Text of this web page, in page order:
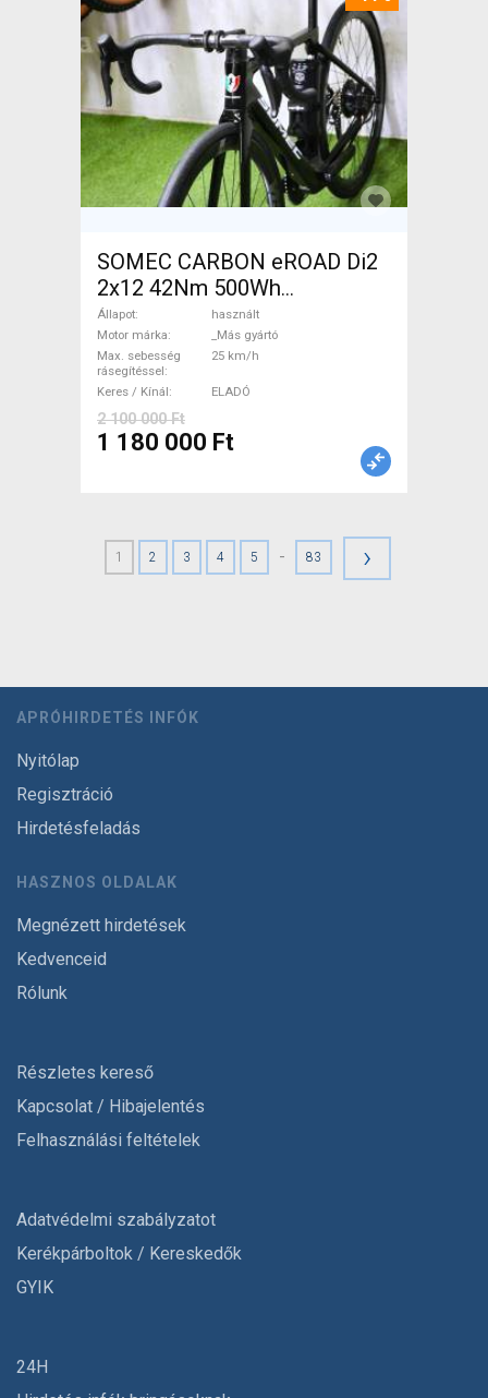
SOMEC CARBON eROAD Di2
2x12 42Nm 500Wh
Elektromos Országúti / Gravel
_Más gyártó használt ELADÓ
Állapot
használt
Motor márka
_Más gyártó
Max. sebesség
rásegítéssel
25 km/h
Keres / Kínál ELADÓ
2 100 000 Ft
1 180 000 Ft
1 2 3 4 5 - 83 ›
APRÓHIRDETÉS INFÓK
Nyitólap
Regisztráció
Hirdetésfeladás
HASZNOS OLDALAK
Megnézett hirdetések
Kedvenceid
Rólunk
Részletes kereső
Kapcsolat / Hibajelentés
Felhasználási feltételek
Adatvédelmi szabályzatot
Kerékpárboltok / Kereskedők
GYIK
24H